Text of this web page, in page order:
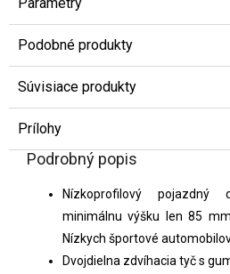
Podobné produkty
Súvisiace produkty
Prílohy
Podrobný popis
Nízkoprofilový pojazdný
minimálnu výšku len 85
Nízkych športové
Dvojdielna zdvíhacia tyč s